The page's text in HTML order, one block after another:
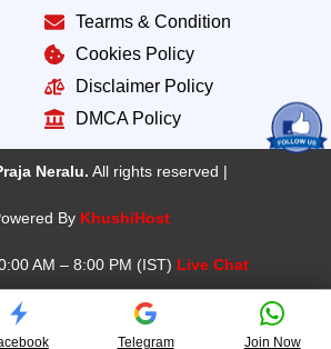
Tearms & Condition
Cookies Policy
Disclaimer Policy
DMCA Policy
Neralu. All rights reserved |
By KhushiHost
AM – 8:00 PM (IST) Live Chat
Telegram Join Now